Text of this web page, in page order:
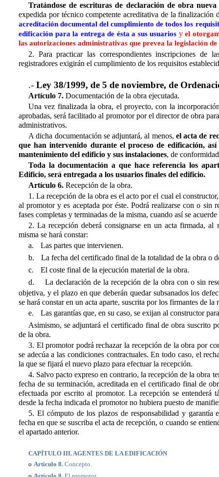
Tratándose de escrituras de declaración de obra
expedida por técnico competente acreditativa de la
acreditación documental del cumplimiento de todos los
edificación para la entrega de ésta a sus usuarios yel
las autorizaciones administrativas que prevea la legislación
2. Para practicar las correspondientes inscripciones de
registradores exigirán el cumplimiento de los requisitos
.- Ley 38/1999, de 5 de noviembre, de
Artículo 7. Documentación de la obra ejecutada.
Una vez finalizada la obra, el proyecto, con la
aprobadas, será facilitado al promotor por el director de obra
administrativos.
A dicha documentación se adjuntará, al menos, el acta de
que han intervenido durante el proceso de edificación,
mantenimiento del edificio y sus instalaciones, de
Toda la documentación a que hace referencia los
Edificio, será entregada a los usuarios finales del edificio.
Artículo 6. Recepción de la obra.
1. La recepción de la obra es el acto por el cual el
al promotor y es aceptada por éste. Podrá realizarse con o sin
fases completas y terminadas de la misma, cuando así se
2. La recepción deberá consignarse en un acta firmada,
misma se hará constar:
a.
Las partes que intervienen.
b.
La fecha del certificado final de la totalidad de la obra o
c.
El coste final de la ejecución material de la obra.
d.
La declaración de la recepción de la obra con o sin
objetiva, y el plazo en que deberán quedar subsanados los
se hará constar en un acta aparte, suscrita por los firmantes de la
e.
Las garantías que, en su caso, se exijan al constructor
Asimismo, se adjuntará el certificado final de obra suscrito
de la obra.
3. El promotor podrá rechazar la recepción de la obra por
se adecúa a las condiciones contractuales. En todo caso, el
la que se fijará el nuevo plazo para efectuar la recepción.
4. Salvo pacto expreso en contrario, la recepción de la obra
fecha de su terminación, acreditada en el certificado final de
efectuada por escrito al promotor. La recepción se entenderá
desde la fecha indicada el promotor no hubiera puesto de
5. El cómputo de los plazos de responsabilidad y garantía
fecha en que se suscriba el acta de recepción, o cuando se
el apartado anterior.
CAPÍTULO III. AGENTES DE LA EDIFICACIÓN
o Artículo 8. Concepto.